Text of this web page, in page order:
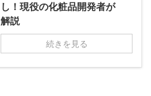
し！現役の化粧品開発者が
解説
続きを見る